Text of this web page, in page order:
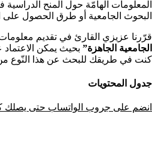
المعلومات الهامّة حول المنح الدراسية
البحوث الجامعية أو طرق الحصول على
قرّرنا عزيزي القارئ في تقديم
الجامعية الجاهزة” بحيث يمكن
كنت في طريقك للبحث عن هذا النّوع من
جدول المحتويات
انضم على جروب الواتساب حتى يصلك